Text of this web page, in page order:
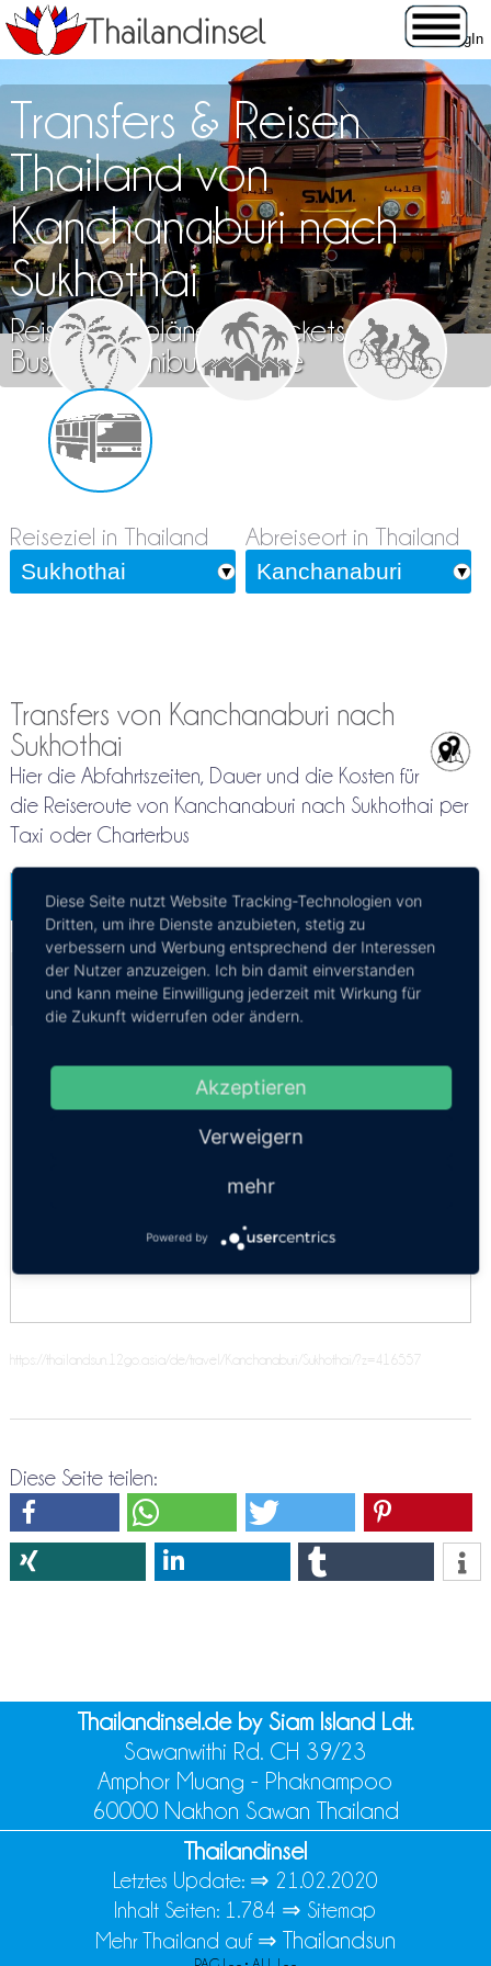
Transfers & Reisen
Thailand von
Kanchanaburi nach
Sukhothai
Reisen, Fahrpläne und Tickets für Zug,
Bus, Flug, Minibus & Fähre
Reiseziel in Thailand Abreiseort in Thailand
Transfers von Kanchanaburi nach
Sukhothai
Hier die Abfahrtszeiten, Dauer und die Kosten für
die Reiseroute von Kanchanaburi nach Sukhothai per
Taxi oder Charterbus
Kanchanaburi - Sukhothai
Mehr Infos / Tickets
Privattransfer Kanchanaburi - Sukhothai
Kosten: EUR 172.83–207.40 Dauer:5h – 6h
https://thailandsun.12go.asia/de/travel/Kanchanaburi/Sukhothai/?z=416557
Diese Seite teilen:
Thailandinsel.de by Siam Island Ldt.
Sawanwithi Rd. CH 39/23
Amphor Muang - Phaknampoo
60000 Nakhon Sawan Thailand
Thailandinsel
Letztes Update: ⇒ 21.02.2020
Inhalt Seiten: 1.784 ⇒ Sitemap
Mehr Thailand auf ⇒ Thailandsun
Diese Seite nutzt Website Tracking-Technologien von
Dritten, um ihre Dienste anzubieten, stetig zu
verbessern und Werbung entsprechend der Interessen
der Nutzer anzuzeigen. Ich bin damit einverstanden
und kann meine Einwilligung jederzeit mit Wirkung für
die Zukunft widerrufen oder ändern.
Akzeptieren
Verweigern
mehr
Powered by